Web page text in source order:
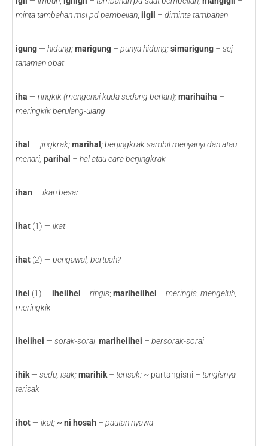
minta tambahan msl pd pembelian; iigil – diminta tambahan
igung — hidung;marigung – punya hidung;simarigung – sej
tanaman obat
iha — ringkik (mengenai kuda sedang berlari);marihaiha –
meringkik berulang-ulang
ihal — jingkrak;marihal ; berjingkrak sambil menyanyi dan atau
menari;parihal – hal atau cara berjingkrak
ihan — ikan besar
ihat (1) — ikat
ihat (2) — pengawal, bertuah?
ihei (1) — iheiihei – ringis; mariheiihei – meringis, mengeluh,
meringkik
iheiihei — sorak-sorai mariheiihei – bersorak-sorai
ihik — sedu, isak;marihik – terisak: ~ partangisni – tangisnya
terisak
ihot — ikat;~ ni hosah – pautan nyawa